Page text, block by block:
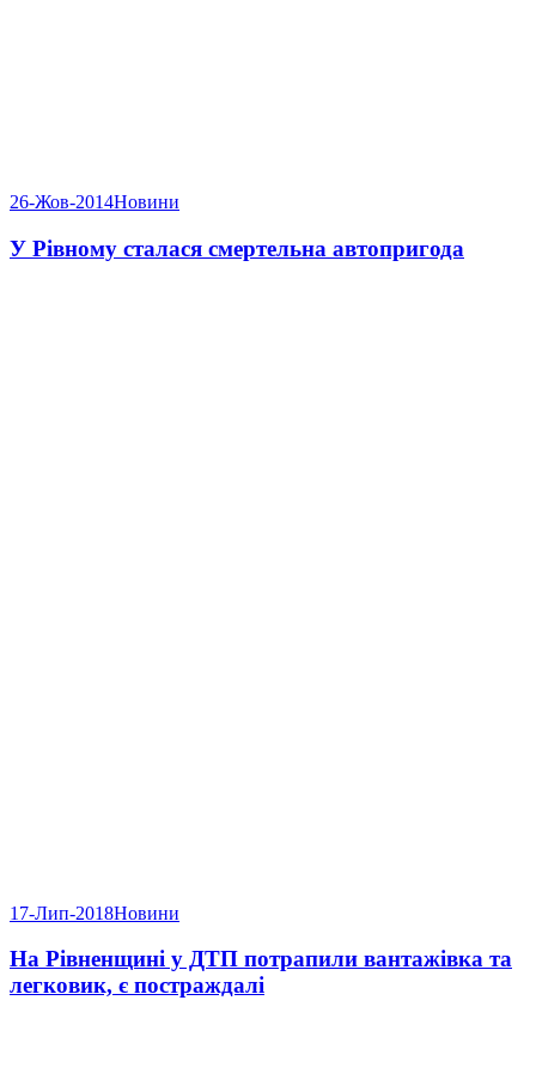
26-Жов-2014Новини
У Рівному сталася смертельна автопригода
17-Лип-2018Новини
На Рівненщині у ДТП потрапили вантажівка та
легковик, є постраждалі